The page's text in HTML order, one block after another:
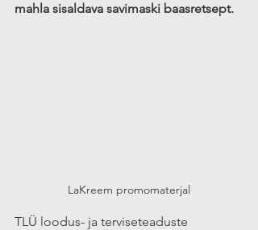
mahla sisaldava savimaski baasretsept.
LaKreem promomaterjal
TLÜ loodus- ja terviseteaduste